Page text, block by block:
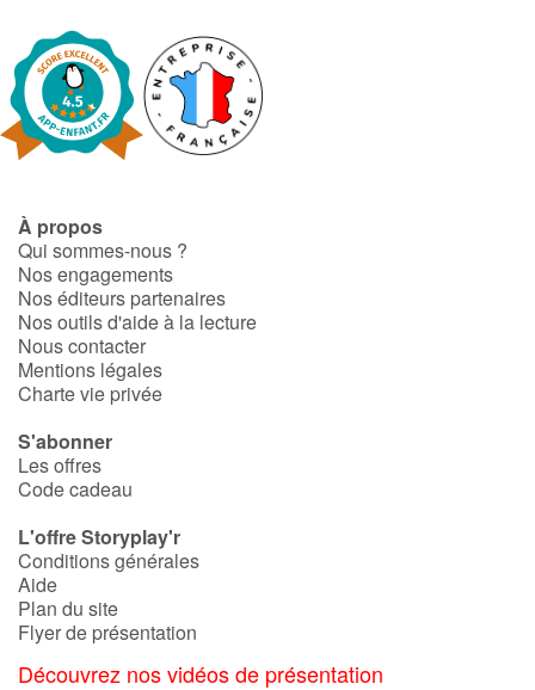
Art, espace, activité
Documentaires
Quotidien et loisirs
À l'école
Fêtes et évènements
Amour et amitié
Sujets de société
Émotions et sentiments
Formats et illustrations
Catalogue anglais
À propos
Qui sommes-nous ?
Nos engagements
Nos éditeurs partenaires
Nos outils d'aide à la lecture
Nous contacter
Mentions légales
Charte vie privée
S'abonner
Les offres
Code cadeau
L'offre Storyplay'r
Conditions générales
Aide
Plan du site
Flyer de présentation
Découvrez nos vidéos de présentation